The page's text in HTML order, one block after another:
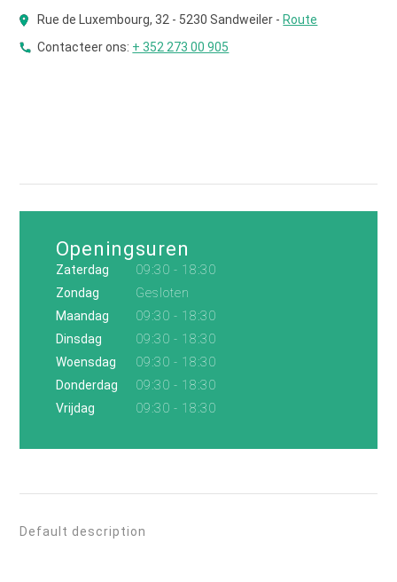
Rue de Luxembourg, 32 - 5230 Sandweiler - Route
Contacteer ons: + 352 273 00 905
Openingsuren
Zaterdag
09:30 - 18:30
Zondag
Gesloten
Maandag
09:30 - 18:30
Dinsdag
09:30 - 18:30
Woensdag
09:30 - 18:30
Donderdag
09:30 - 18:30
Vrijdag
09:30 - 18:30
Default description